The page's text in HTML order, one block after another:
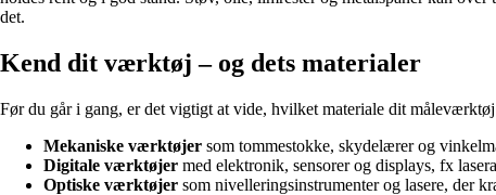
det.
Kend dit værktøj – og dets materialer
Før du går i gang, er det vigtigt at vide, hvilket materiale dit
Mekaniske værktøjer som tommestokke, skydelærer og
Digitale værktøjer med elektronik, sensorer og displays, fx
Optiske værktøjer som nivelleringsinstrumenter og lasere, der